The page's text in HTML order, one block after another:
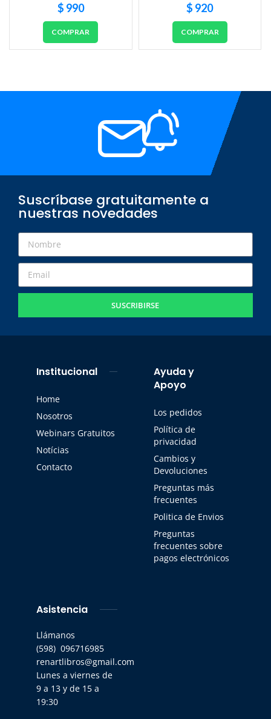
$ 990
COMPRAR
$ 920
COMPRAR
Suscríbase gratuitamente a
nuestras novedades
SUSCRIBIRSE
Institucional
Home
Nosotros
Webinars Gratuitos
Notícias
Contacto
Ayuda y
Apoyo
Los pedidos
Política de
privacidad
Cambios y
Devoluciones
Preguntas más
frecuentes
Politica de Envios
Preguntas
frecuentes sobre
pagos electrónicos
Asistencia
Llámanos
(598) 096716985
renartlibros@gmail.com
Lunes a viernes de
9 a 13 y de 15 a
19:30